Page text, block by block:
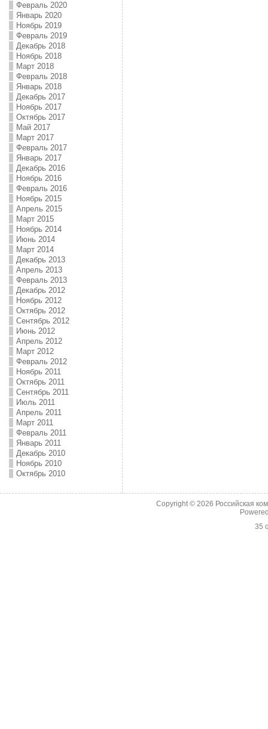
Февраль 2020
Январь 2020
Ноябрь 2019
Февраль 2019
Декабрь 2018
Ноябрь 2018
Март 2018
Февраль 2018
Январь 2018
Декабрь 2017
Ноябрь 2017
Октябрь 2017
Май 2017
Март 2017
Февраль 2017
Январь 2017
Декабрь 2016
Ноябрь 2016
Февраль 2016
Ноябрь 2015
Апрель 2015
Март 2015
Ноябрь 2014
Июнь 2014
Март 2014
Декабрь 2013
Апрель 2013
Февраль 2013
Декабрь 2012
Ноябрь 2012
Октябрь 2012
Сентябрь 2012
Июнь 2012
Апрель 2012
Март 2012
Февраль 2012
Ноябрь 2011
Октябрь 2011
Сентябрь 2011
Июль 2011
Апрель 2011
Март 2011
Февраль 2011
Январь 2011
Декабрь 2010
Ноябрь 2010
Октябрь 2010
Copyright © 2026 Российская
35